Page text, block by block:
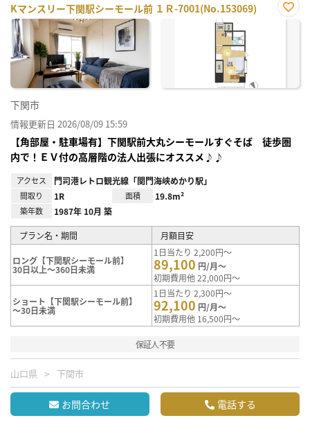
Kマンスリー下関駅シーモール前 １Ｒ-7001(No.153069)
お気
下関市
情報更新日 2026/08/09 15:59
【角部屋・駐車場有】下関駅前大丸シーモールすぐそば 徒歩圏
内で！ＥＶ付の高層階の法人出張にオススメ♪♪
アクセス 門司港レトロ観光線「関門海峡めかり駅」
間取り 1R 面積 19.8m²
築年数 1987年 10月 築
プラン名・期間 月額目安
ロング【下関駅シーモール前】
30日以上～360日未満
1日当たり 2,200円～
89,100 円/月～
初期費用他 22,000円～
ショート【下関駅シーモール前】
～30日未満
1日当たり 2,300円～
92,100 円/月～
初期費用他 16,500円～
保証人不要
山口県 下関市
お問合わせ 電話する